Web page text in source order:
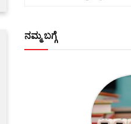
ನಮ್ಮ ಬಗ್ಗೆ